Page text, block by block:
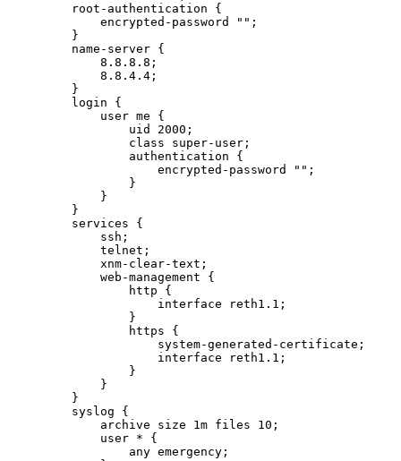
    root-authentication {
        encrypted-password "";
    }
    name-server {
        8.8.8.8;
        8.8.4.4;
    }
    login {
        user me {
            uid 2000;
            class super-user;
            authentication {
                encrypted-password "";
            }
        }
    }
    services {
        ssh;
        telnet;
        xnm-clear-text;
        web-management {
            http {
                interface reth1.1;
            }
            https {
                system-generated-certificate;
                interface reth1.1;
            }
        }
    }
    syslog {
        archive size 1m files 10;
        user * {
            any emergency;